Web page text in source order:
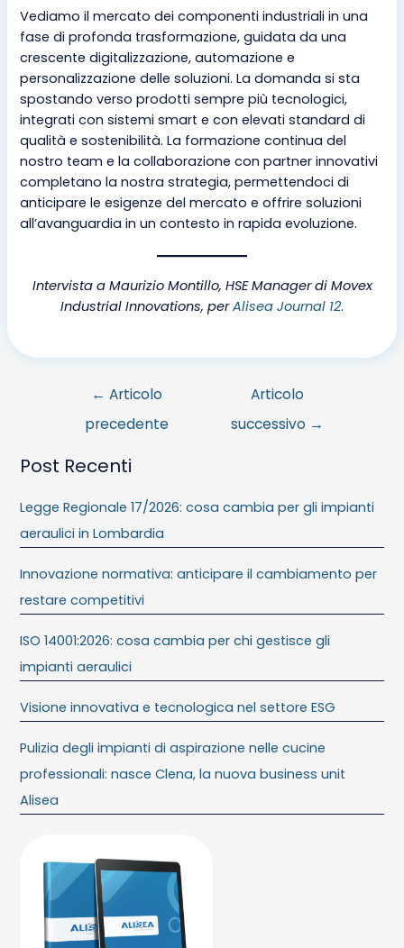
Vediamo il mercato dei componenti industriali in una
fase di profonda trasformazione, guidata da una
crescente digitalizzazione, automazione e
personalizzazione delle soluzioni. La domanda si sta
spostando verso prodotti sempre più tecnologici,
integrati con sistemi smart e con elevati standard di
qualità e sostenibilità. La formazione continua del
nostro team e la collaborazione con partner innovativi
completano la nostra strategia, permettendoci di
anticipare le esigenze del mercato e offrire soluzioni
all’avanguardia in un contesto in rapida evoluzione.
Intervista a Maurizio Montillo, HSE Manager di Movex
Industrial Innovations, perAlisea Journal 12.
← Articolo
precedente
Articolo
successivo →
Post Recenti
Legge Regionale 17/2026: cosa cambia per gli impianti
aeraulici in Lombardia
Innovazione normativa: anticipare il cambiamento per
restare competitivi
ISO 14001:2026: cosa cambia per chi gestisce gli
impianti aeraulici
Visione innovativa e tecnologica nel settore ESG
Pulizia degli impianti di aspirazione nelle cucine
professionali: nasce Clena, la nuova business unit
Alisea